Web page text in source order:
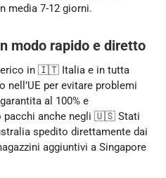
media 7-12 giorni.
modo rapido e diretto
in 🇮🇹 Italia e in tutta
nell’UE per evitare problemi
al 100% e
pacchi anche negli 🇺🇸 Stati
spedito direttamente dai
aggiuntivi a Singapore